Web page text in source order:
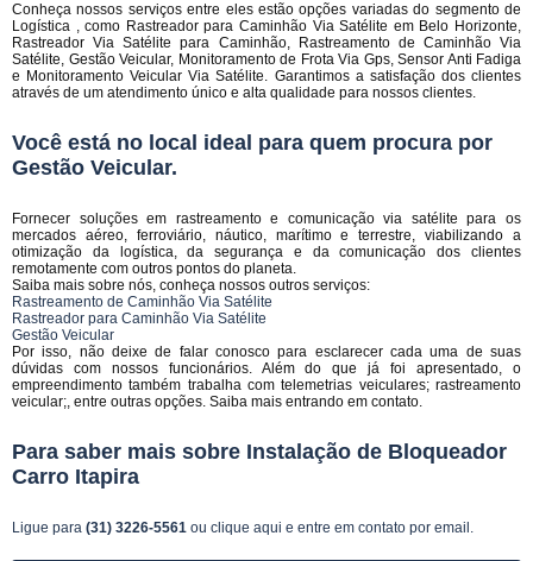
Conheça nossos serviços entre eles estão opções variadas do segmento de
Logística , como Rastreador para Caminhão Via Satélite em Belo Horizonte,
Rastreador Via Satélite para Caminhão, Rastreamento de Caminhão Via
Satélite, Gestão Veicular, Monitoramento de Frota Via Gps, Sensor Anti Fadiga
e Monitoramento Veicular Via Satélite. Garantimos a satisfação dos clientes
através de um atendimento único e alta qualidade para nossos clientes.
Você está no local ideal para quem procura por
Gestão Veicular.
Fornecer soluções em rastreamento e comunicação via satélite para os
mercados aéreo, ferroviário, náutico, marítimo e terrestre, viabilizando a
otimização da logística, da segurança e da comunicação dos clientes
remotamente com outros pontos do planeta.
Saiba mais sobre nós, conheça nossos outros serviços:
Rastreamento de Caminhão Via Satélite
Rastreador para Caminhão Via Satélite
Gestão Veicular
Por isso, não deixe de falar conosco para esclarecer cada uma de suas
dúvidas com nossos funcionários. Além do que já foi apresentado, o
empreendimento também trabalha com telemetrias veiculares; rastreamento
veicular;, entre outras opções. Saiba mais entrando em contato.
Para saber mais sobre Instalação de Bloqueador
Carro Itapira
Ligue para (31) 3226-5561 ou clique aqui e entre em contato por email.